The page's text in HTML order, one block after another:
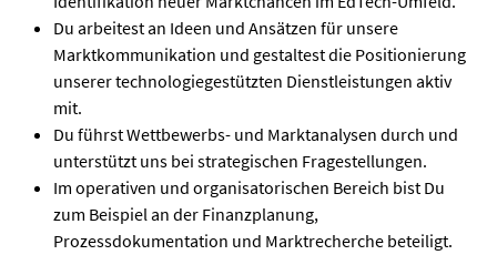
Du arbeitest an Ideen und Ansätzen für unsere
Marktkommunikation und gestaltest die Positionierung
unserer technologiegestützten Dienstleistungen aktiv
mit.
Du führst Wettbewerbs- und Marktanalysen durch und
unterstützt uns bei strategischen Fragestellungen.
Im operativen und organisatorischen Bereich bist Du
zum Beispiel an der Finanzplanung,
Prozessdokumentation und Marktrecherche beteiligt.